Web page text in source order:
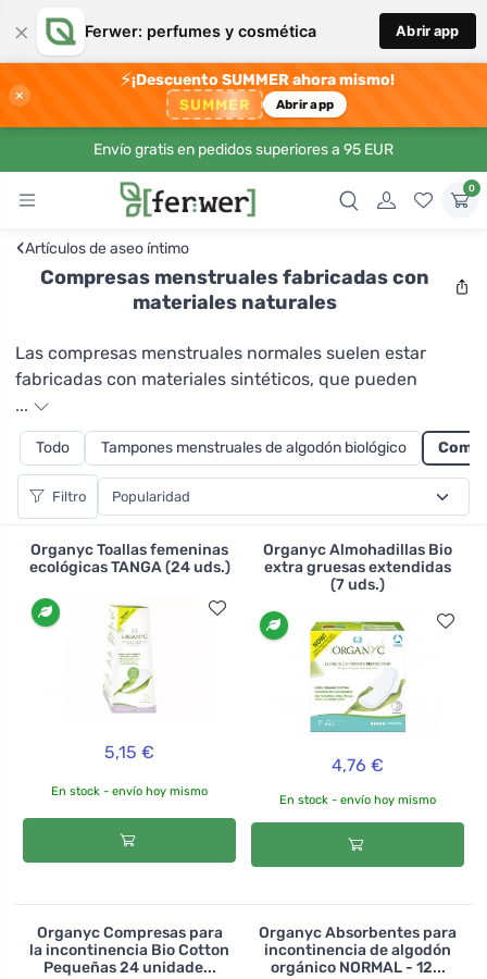
× Ferwer: perfumes y cosmética Abrir app
×
⚡¡Descuento SUMMER ahora mismo!
SUMMER Abrir app
Envío gratis en pedidos superiores a 95 EUR
0
‹Artículos de aseo íntimo
Compresas menstruales fabricadas con
materiales naturales
Las compresas menstruales normales suelen estar
fabricadas con materiales sintéticos, que pueden
desprender fibras de algodón o madera e irritar la
delicada piel y las mucosas de tus partes íntimas. El
blanqueo con cloro, aunque produce un color
maravillosamente claro, deja residuos de dioxinas
tóxicas que luego tienen un efecto muy cercano en
orgánico son suaves, no contienen sustancias nocivas,
absorben muy bien los líquidos y no están perfumadas
artificialmente. Puede elegir entre varios tipos para las
diferentes intensidades de la menstruación, compresas
para el uso diario normal o compresas de maternidad
para el periodo posparto.
...
Todo Tampones menstruales de algodón biológico
Filtro
Organyc Toallas femeninas
ecológicas TANGA (24 uds.)
5,15 €
En stock - envío hoy mismo
Organyc Almohadillas Bio
extra gruesas extendidas
(7 uds.)
4,76 €
En stock - envío hoy mismo
Organyc Compresas para
la incontinencia Bio Cotton
Pequeñas 24 unidade...
Organyc Absorbentes para
incontinencia de algodón
orgánico NORMAL - 12...